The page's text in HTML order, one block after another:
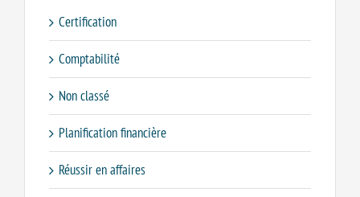
Certification
Comptabilité
Non classé
Planification financière
Réussir en affaires